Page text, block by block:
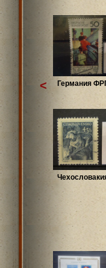
Германия
<